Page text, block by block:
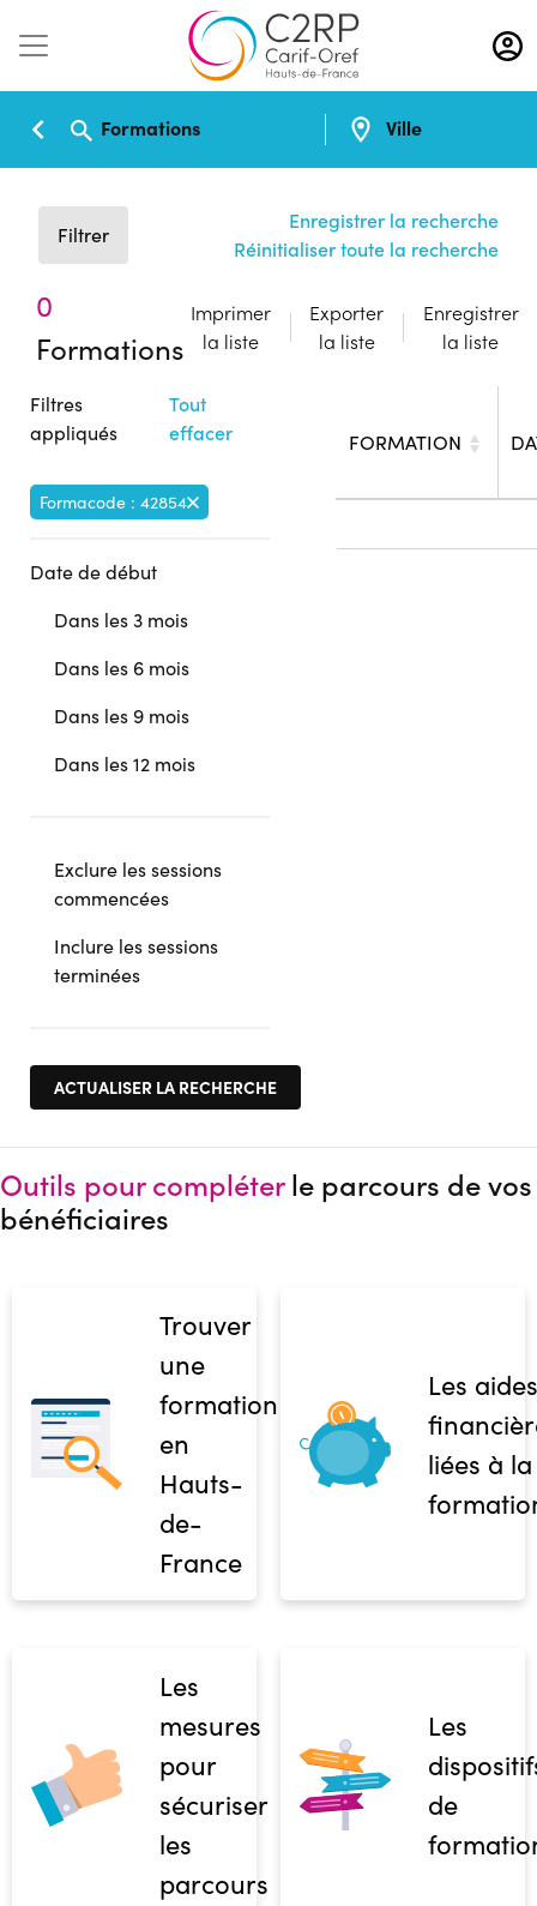
Aller
au
contenu
Formations Ville
Filtrer
Enregistrer la recherche
Réinitialiser toute la recherche
0
Formations
Imprimer
la liste
Exporter
la liste
Enregistrer
la liste
Filtres
appliqués
Tout
effacer
Formacode : 42854
Date de début
Dans les 3 mois
Dans les 6 mois
Dans les 9 mois
Dans les 12 mois
Exclure les sessions
commencées
Inclure les sessions
terminées
FORMATION
Outils pour compléterle parcours de vos
bénéficiaires
Trouver
une
formation
en
Hauts-
de-
France
Les aides
liées à la
Les
mesures
pour
sécuriser
les
parcours
Les
de